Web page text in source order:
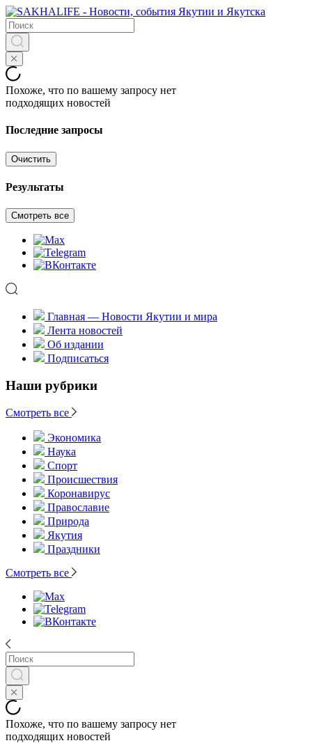
Похоже, что по вашему запросу нет
подходящих новостей
Последние запросы
Очистить
Результаты
Смотреть все
Главная — Новости Якутии и мира
Лента новостей
Об издании
Подписаться
Наши рубрики
Смотреть все
Экономика
Наука
Спорт
Происшествия
Коронавирус
Православие
Природа
Якутия
Праздники
Смотреть все
Похоже, что по вашему запросу нет
подходящих новостей